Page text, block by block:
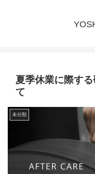
夏季休業に際す
て
未分類